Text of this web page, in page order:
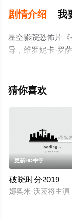
剧情介绍 我
星空影院恐怖片《
导，维罗妮卡·罗
克·塔波特
陈,Betsy-
影，手机免费观
影网，更多相关
等平台了解。
猜你喜欢
更新HD中字
破晓时分2019
娜奥米·沃茨将主